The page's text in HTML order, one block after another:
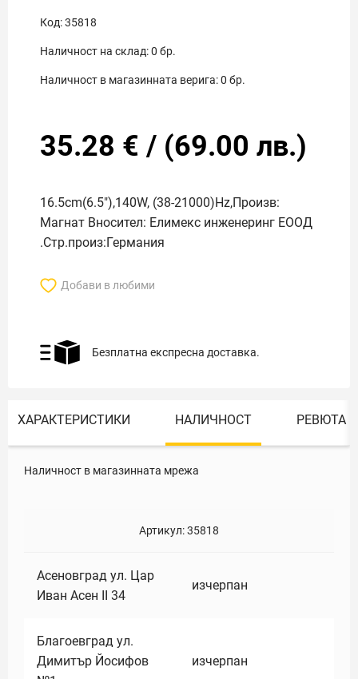
Код:35818
Наличност на склад:0 бр.
Наличност в магазинната верига:0 бр.
35.28 € / (69.00 лв.)
16.5cm(6.5"),140W, (38-21000)Hz,Произв:
Магнат Вносител: Елимекс инженеринг ЕООД
.Стр.произ:Германия
Добави в любими
Безплатна експресна доставка.
ХАРАКТЕРИСТИКИ НАЛИЧНОСТ РЕВЮТА
Наличност в магазинната мрежа
Артикул:35818
Асеновград ул. Цар
Иван Асен II 34
изчерпан
Благоевград ул.
Димитър Йосифов
изчерпан